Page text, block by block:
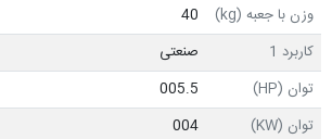
وزن با جعبه (kg)
40
کاربرد 1
صنعتی
توان (HP)
005.5
توان (KW)
004